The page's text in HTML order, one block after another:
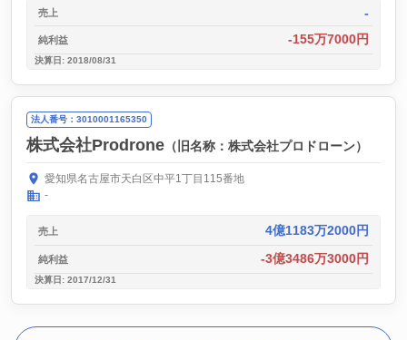
売上 -
純利益 -155万7000円
決算日: 2018/08/31
法人番号：3010001165350
株式会社Prodrone （旧名称：株式会社プロドローン）
愛知県名古屋市天白区中平1丁目115番地
-
売上 4億1183万2000円
純利益 -3億3486万3000円
決算日: 2017/12/31